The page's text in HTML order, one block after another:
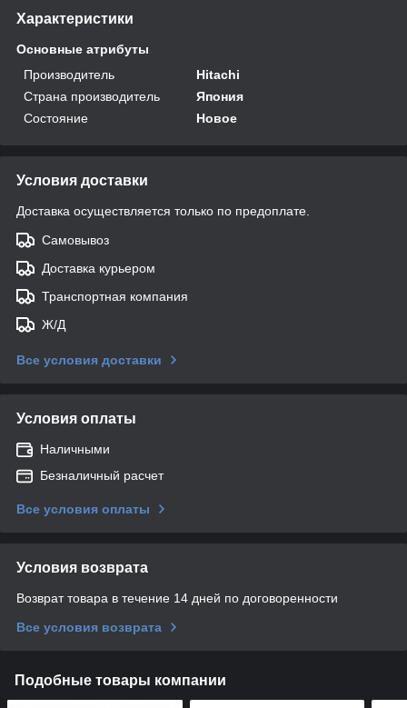
Характеристики
Основные атрибуты
Производитель
Hitachi
Страна производитель
Япония
Состояние
Новое
Условия доставки
Доставка осуществляется только по предоплате.
Самовывоз
Доставка курьером
Транспортная компания
Ж/Д
Все условия доставки
Условия оплаты
Наличными
Безналичный расчет
Все условия оплаты
Условия возврата
Возврат товара в течение 14 дней по договоренности
Все условия возврата
Подобные товары компании